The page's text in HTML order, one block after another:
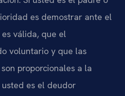
es demostrar ante el
válida, que el
voluntario y que las
proporcionales a la
es el deudor